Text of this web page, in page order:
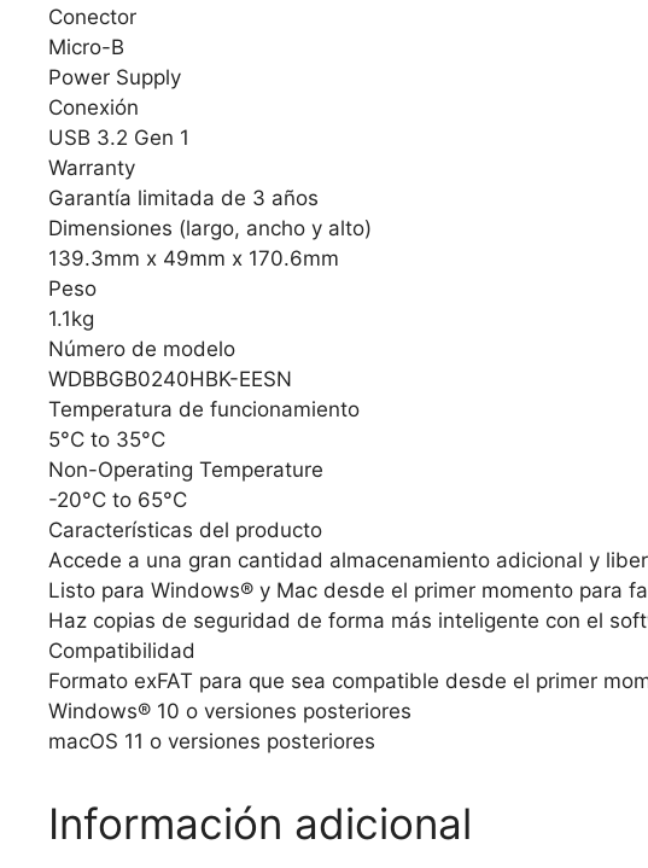
Conector
Micro-B
Power Supply
Conexión
USB 3.2 Gen 1
Warranty
Garantía limitada de 3 años
Dimensiones (largo, ancho y alto)
139.3mm x 49mm x 170.6mm
Peso
1.1kg
Número de modelo
WDBBGB0240HBK-EESN
Temperatura de funcionamiento
5°C to 35°C
Non-Operating Temperature
-20°C to 65°C
Características del producto
Accede a una gran cantidad almacenamiento adicional y
Listo para Windows® y Mac desde el primer momento para
Haz copias de seguridad de forma más inteligente con el
Compatibilidad
Formato exFAT para que sea compatible desde el primer
Windows® 10 o versiones posteriores
macOS 11 o versiones posteriores
Información adicional